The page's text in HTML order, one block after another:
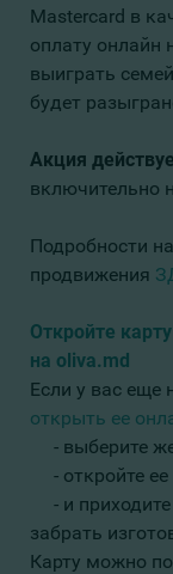
Mastercard в
оплату онлайн
выиграть
будет
Акция
включительно
Подробности на
продвижения
Откройте
на oliva.md
Если у вас еще
открыть ее
- выберите
- откройте ее
- и приходите
забрать
Карту можно